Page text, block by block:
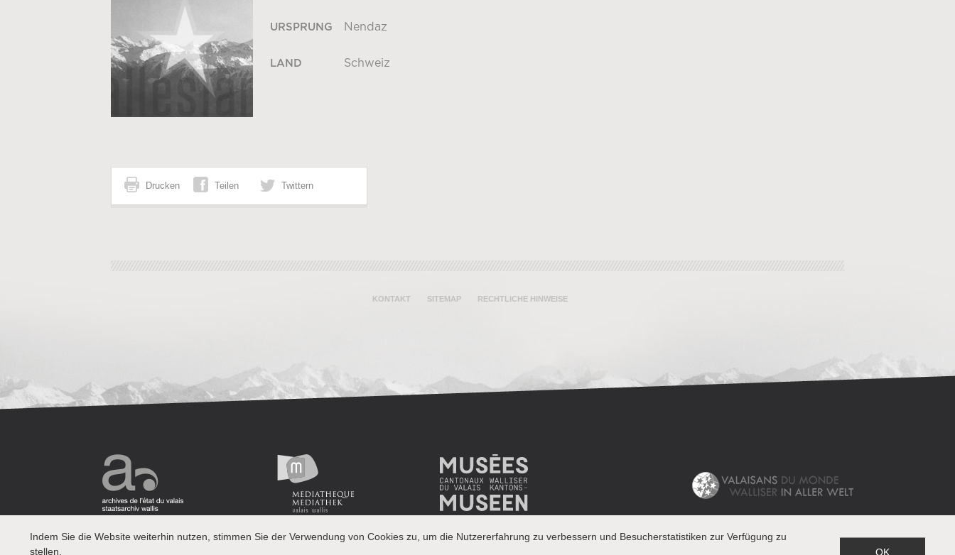
URSPRUNG Nendaz
LAND Schweiz
Drucken Teilen Twittern
KONTAKT SITEMAP RECHTLICHE HINWEISE
Indem Sie die Website weiterhin nutzen, stimmen Sie der Verwendung von Cookies zu, um die Nutzererfahrung zu verbessern und Besucherstatistiken zur Verfügung zu
stellen.
OK